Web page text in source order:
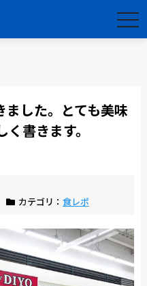
ました。とても美味
書きます。
カテゴリ： 食レポ